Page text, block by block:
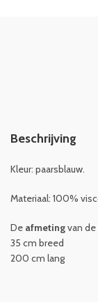
Beschrijving
Kleur: paarsblauw.
Materiaal: 100%
De afmetingvan de
35 cm breed
200 cm lang